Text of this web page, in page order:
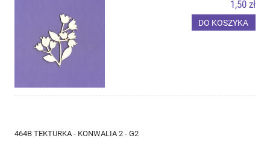
1,50 zł
DO KOSZYKA
464B TEKTURKA - KONWALIA 2 - G2